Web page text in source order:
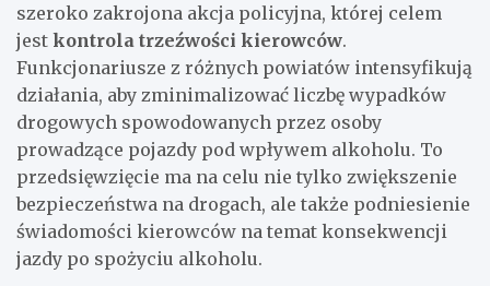
szeroko zakrojona akcja policyjna, której celem
jest kontrola trzeźwości kierowców.
Funkcjonariusze z różnych powiatów intensyfikują
działania, aby zminimalizować liczbę wypadków
drogowych spowodowanych przez osoby
prowadzące pojazdy pod wpływem alkoholu. To
przedsięwzięcie ma na celu nie tylko zwiększenie
bezpieczeństwa na drogach, ale także podniesienie
świadomości kierowców na temat konsekwencji
jazdy po spożyciu alkoholu.